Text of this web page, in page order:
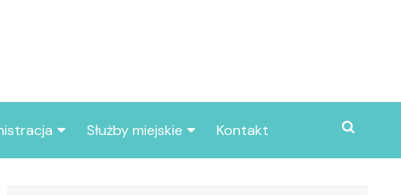
Służby miejskie Kontakt